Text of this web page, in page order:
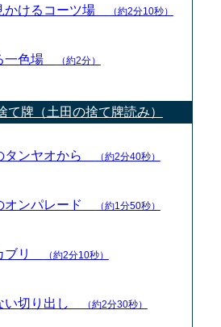
かけるコーツ場 （約2分10秒）
一色場 （約2分）
て牌（土田の捨て牌読み）
タンヤオから （約2分40秒）
オンパレード （約1分50秒）
ブリ （約2分10秒）
い切り出し （約2分30秒）